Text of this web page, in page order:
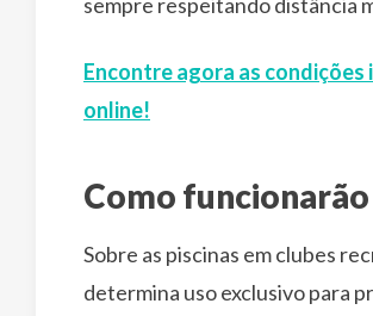
sempre respeitando distância
Encontre agora as condições
online!
Como funcionarão
Sobre as piscinas em clubes
determina uso exclusivo para